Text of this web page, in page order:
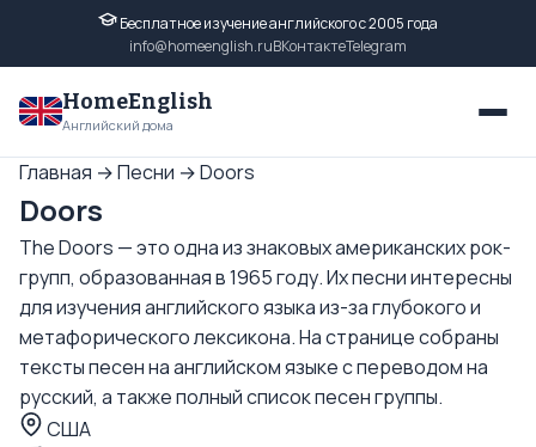
Бесплатное изучение английского с 2005 года
info@homeenglish.ruВКонтактеTelegram
HomeEnglish
Английский дома
Главная →Песни →Doors
Doors
The Doors — это одна из знаковых американских рок-
групп, образованная в 1965 году. Их песни интересны
для изучения английского языка из-за глубокого и
метафорического лексикона. На странице собраны
тексты песен на английском языке с переводом на
русский, а также полный список песен группы.
США